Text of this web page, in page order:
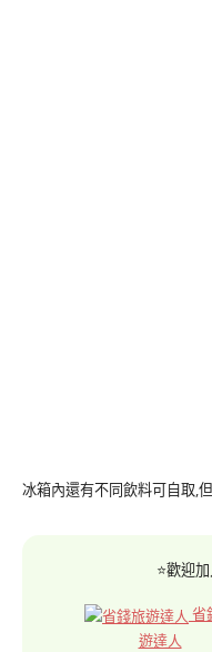
冰箱內還有不同飲料可自取,
⭐歡迎
省
遊達人